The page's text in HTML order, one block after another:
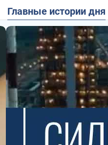
Главные истории дня